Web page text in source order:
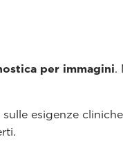
per immagini.
esigenze